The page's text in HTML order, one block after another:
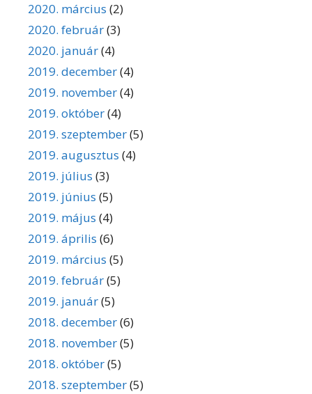
2020. március (2)
2020. február(3)
2020. január(4)
2019. december(4)
2019. november(4)
2019. október(4)
2019. szeptember(5)
2019. augusztus (4)
2019. július (3)
2019. június (5)
2019. május (4)
2019. április (6)
2019. március (5)
2019. február(5)
2019. január(5)
2018. december(6)
2018. november(5)
2018. október(5)
2018. szeptember(5)